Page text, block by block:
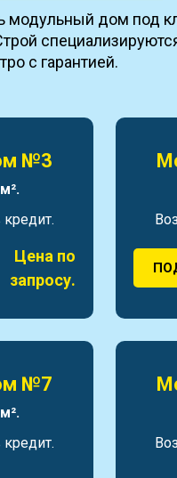
модульный дом под
с гарантией.
№3
Цена по
запросу.
№7